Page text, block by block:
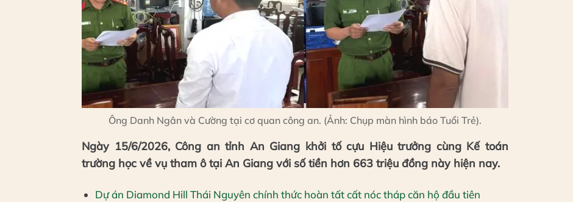
Ông Danh Ngân và Cường tại cơ quan công an. (Ảnh: Chụp màn hình báo Tuổi Trẻ).
Ngày 15/6/2026, Công an tỉnh An Giang khởi tố cựu Hiệu trưởng cùng Kế toán
trường học về vụ tham ô tại An Giang với số tiền hơn 663 triệu đồng này hiện nay.
Dự án Diamond Hill Thái Nguyên chính thức hoàn tất cất nóc tháp căn hộ đầu tiên